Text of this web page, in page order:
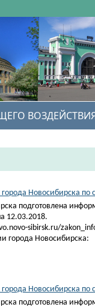
Новосибирска по
подготовлена
12.03.2018.
sibirsk.ru/
города Новосибирска:
Новосибирска по
подготовлена